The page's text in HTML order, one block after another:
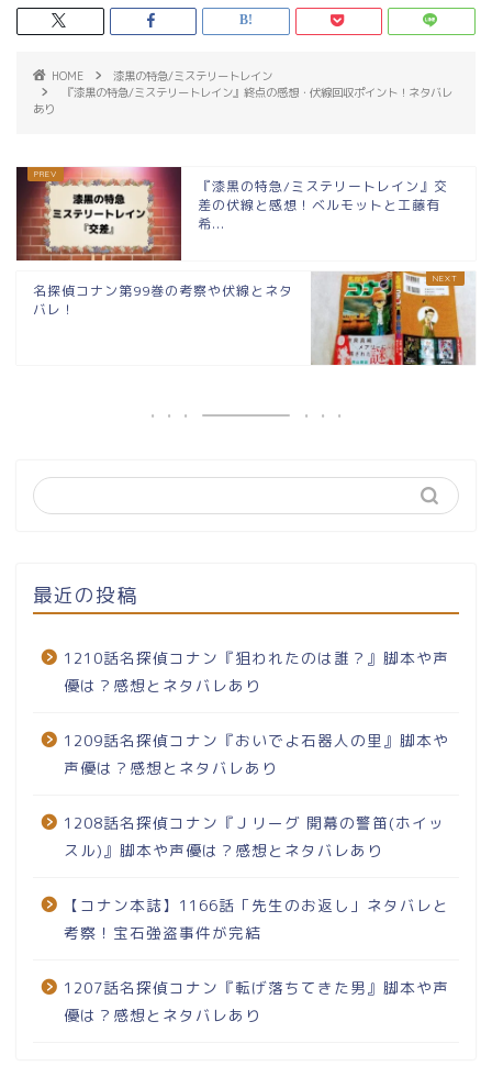
HOME
漆黒の特急/ミステリートレイン
『漆黒の特急/ミステリートレイン』終点の感想・伏線回収ポイント！ネタバレ
あり
『漆黒の特急/ミステリートレイン』交
差の伏線と感想！ベルモットと工藤有
希...
名探偵コナン第99巻の考察や伏線とネタ
バレ！
最近の投稿
1210話名探偵コナン『狙われたのは誰？』脚本や声
優は？感想とネタバレあり
1209話名探偵コナン『おいでよ石器人の里』脚本や
声優は？感想とネタバレあり
1208話名探偵コナン『Ｊリーグ 開幕の警笛(ホイッ
スル)』脚本や声優は？感想とネタバレあり
【コナン本誌】1166話「先生のお返し」ネタバレと
考察！宝石強盗事件が完結
1207話名探偵コナン『転げ落ちてきた男』脚本や声
優は？感想とネタバレあり